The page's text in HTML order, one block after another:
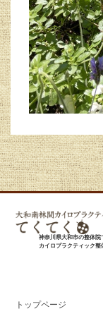
神奈川県大和市の整体院
カイロプラクティック整
トップページ